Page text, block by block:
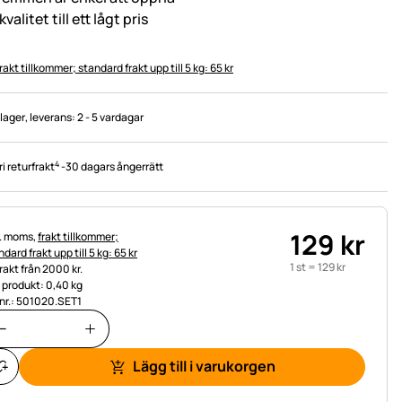
till ett lågt pris
tillkommer; standard frakt upp till 5 kg: 65 kr
, leverans:2 - 5 vardagar
returfrakt4-30 dagars ångerrätt
moms,frakt tillkommer;
frakt upp till 5 kg: 65 kr
från 2000 kr.
0,40 kg
501020.SET1
129 kr
1 st =129kr
Lägg till i varukorgen